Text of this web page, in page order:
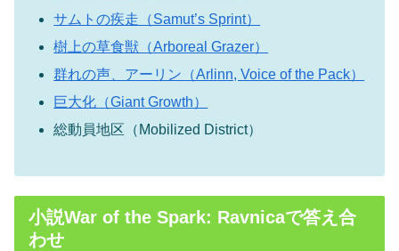
サムトの疾走（Samut’s Sprint）
樹上の草食獣（Arboreal Grazer）
群れの声、アーリン（Arlinn, Voice of the Pack）
巨大化（Giant Growth）
総動員地区（Mobilized District）
小説War of the Spark: Ravnicaで答え合
わせ